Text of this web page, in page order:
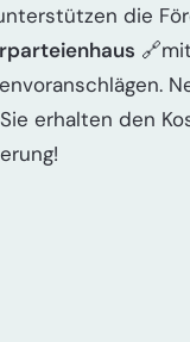
die
erhalten den